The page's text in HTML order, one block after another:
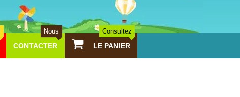
CONTACTER
Nous
LE PANIER
Consultez